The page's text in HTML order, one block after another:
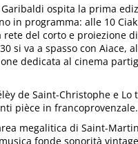
Garibaldi ospita la prima
in programma: alle 10
rete del corto e
si va a spasso con Aiace,
dedicata al cinema
de Saint-Christophe e
pièce in
megalitica di Saint-
fonde sonorità